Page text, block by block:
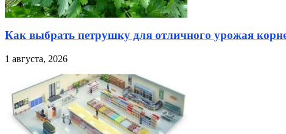
Как выбрать петрушку для отличного урожая
1 августа, 2026